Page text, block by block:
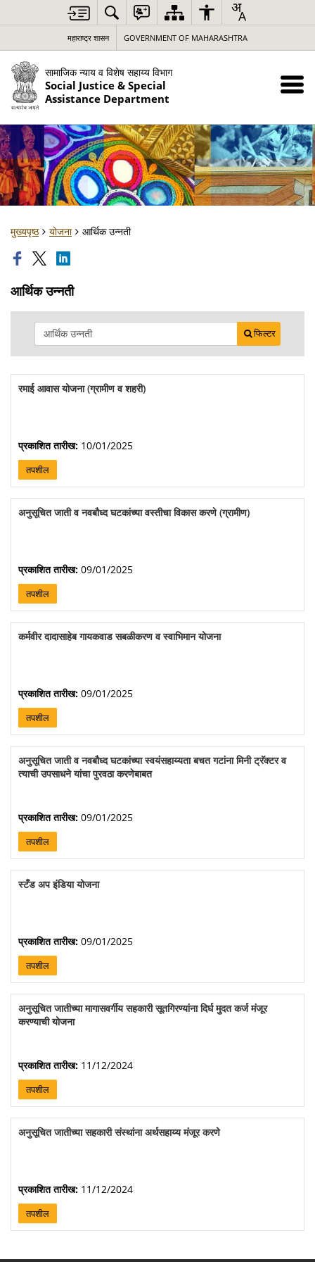
महाराष्ट्र शासन GOVERNMENT OF MAHARASHTRA
सामाजिक न्याय व विशेष सहाय्य विभाग
Social Justice & Special
Assistance Department
मुख्यपृष्ठ योजना आर्थिक उन्नती
आर्थिक उन्नती
फिल्टर
रमाई आवास योजना (ग्रामीण व शहरी)
प्रकाशित तारीख: 10/01/2025
तपशील
अनुसूचित जाती व नवबौध्द घटकांच्या वस्तीचा विकास करणे (ग्रामीण)
प्रकाशित तारीख: 09/01/2025
तपशील
कर्मवीर दादासाहेब गायकवाड सबळीकरण व स्वाभिमान योजना
प्रकाशित तारीख: 09/01/2025
तपशील
अनुसूचित जाती व नवबौध्द घटकांच्या स्वयंसहाय्यता बचत गटांना मिनी ट्रॅक्टर व
त्याची उपसाधने यांचा पुरवठा करणेबाबत
प्रकाशित तारीख: 09/01/2025
तपशील
स्टँड अप इंडिया योजना
प्रकाशित तारीख: 09/01/2025
तपशील
अनुसूचित जातीच्या मागासवर्गीय सहकारी सूतगिरण्यांना दिर्घ मुदत कर्ज मंजूर
करण्याची योजना
प्रकाशित तारीख: 11/12/2024
तपशील
अनुसूचित जातीच्या सहकारी संस्थांना अर्थसहाय्य मंजूर करणे
प्रकाशित तारीख: 11/12/2024
तपशील